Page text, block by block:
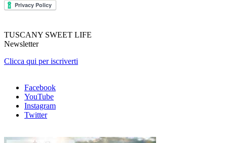
TUSCANY SWEET LIFE
Newsletter
Clicca qui per iscriverti
Facebook
YouTube
Instagram
Twitter